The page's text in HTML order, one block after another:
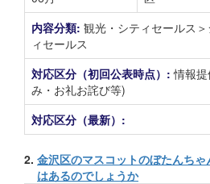
内容分類: 観光・シティセールス
ィセールス
対応区分（初回公表時点）:情報
み・お礼お詫び等)
対応区分（最新）:
2. 金沢区のマスコットのぼたんち
はあるのでしょうか